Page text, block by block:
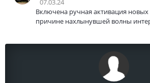
07.03.24
Включена ручная активация новых
причине нахлынувшей волны